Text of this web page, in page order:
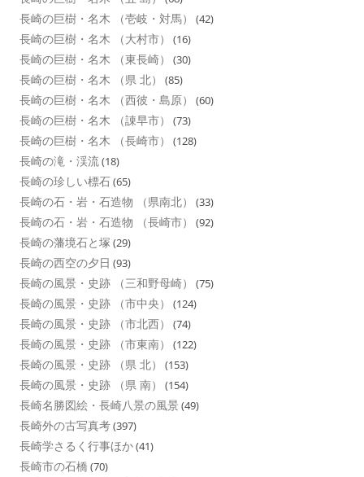
長崎の巨樹・名木 （壱岐・対馬） (42)
長崎の巨樹・名木 （大村市） (16)
長崎の巨樹・名木 （東長崎） (30)
長崎の巨樹・名木 （県 北） (85)
長崎の巨樹・名木 （西彼・島原） (60)
長崎の巨樹・名木 （諌早市） (73)
長崎の巨樹・名木 （長崎市） (128)
長崎の滝・渓流(18)
長崎の珍しい標石(65)
長崎の石・岩・石造物 （県南北） (33)
長崎の石・岩・石造物 （長崎市） (92)
長崎の藩境石と塚 (29)
長崎の西空の夕日 (93)
長崎の風景・史跡 （三和野母崎） (75)
長崎の風景・史跡 （市中央） (124)
長崎の風景・史跡 （市北西） (74)
長崎の風景・史跡 （市東南） (122)
長崎の風景・史跡 （県 北） (153)
長崎の風景・史跡 （県 南） (154)
長崎名勝図絵・長崎八景の風景 (49)
長崎外の古写真考(397)
長崎学さるく行事ほか(41)
長崎市の石橋 (70)